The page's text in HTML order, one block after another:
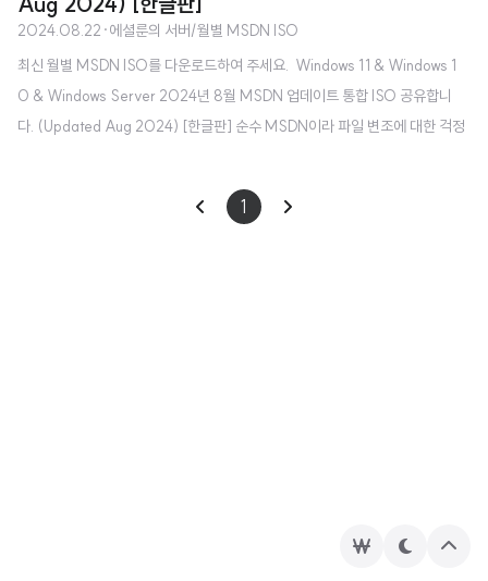
2024.08.22 ·에셜룬의 서버/월별 MSDN ISO
최신 월별 MSDN ISO를 다운로드하여 주세요. Windows 11 & Windows 1
0 & Windows Server 2024년 8월 MSDN 업데이트 통합 ISO 공유합니
다. (Updated Aug 2024) [한글판] 순수 MSDN이라 파일 변조에 대한 걱정
SS(전 MSDN) 구독자를 대상으로 제공하는 ISO로, 최신 Windows 업데이트
가 적용된 ISO라고 보시면 됩니다. Microsoft 공식 홈페이지에서 받는 것이
1
후
테
상